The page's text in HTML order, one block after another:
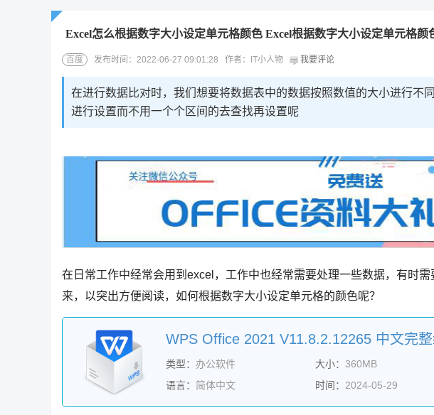
Excel怎么根据数字大小设定单元格颜色 Excel根据数字大小设定单元格颜
百度 发布时间：2022-06-27 09:01:28 作者：IT小人物 我要评论
在进行数据比对时，我们想要将数据表中的数据按照数值的大小进行不
进行设置而不用一个个区间的去查找再设置呢
在日常工作中经常会用到excel，工作中也经常需要处理一些数据，有时
来，以突出方便阅读，如何根据数字大小设定单元格的颜色呢？
类型： 办公软件 大小： 360MB
语言： 简体中文 时间： 2024-05-29